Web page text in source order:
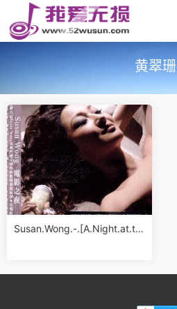
黄翠珊
Susan.Wong.-.[A.Night.at.th